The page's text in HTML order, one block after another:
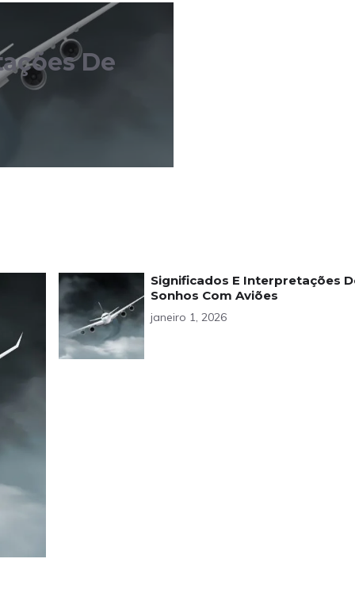
De
Significados E Interpretações
Sonhos Com Aviões
janeiro 1, 2026